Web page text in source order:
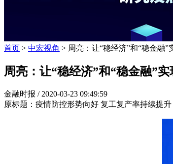
首页 > 中宏视角 > 周亮：让“稳经济”和“稳金融”
周亮：让“稳经济”和“稳金融”
金融时报 / 2020-03-23 09:49:59
原标题：疫情防控形势向好 复工复产率持续提